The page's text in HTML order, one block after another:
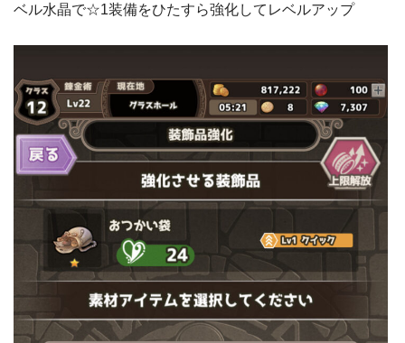
ベル水晶で☆1装備をひたすら強化してレベルアップ